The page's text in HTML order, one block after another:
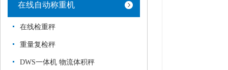
在线自动称重机
在线检重秤
重量复检秤
DWS一体机 物流体积秤